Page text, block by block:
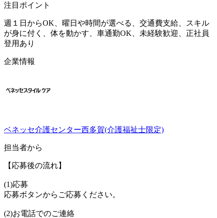
注目ポイント
週１日からOK、曜日や時間が選べる、交通費支給、スキル
が身に付く、体を動かす、車通勤OK、未経験歓迎、正社員
登用あり
企業情報
ベネッセ介護センター西多賀(介護福祉士限定)
担当者から
【応募後の流れ】
(1)応募
応募ボタンからご応募ください。
(2)お電話でのご連絡